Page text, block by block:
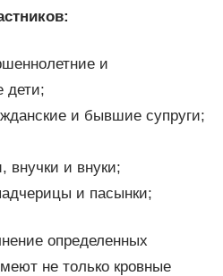
и
дети;
и бывшие супруги;
внучки и внуки;
и пасынки;
определенных
не только кровные